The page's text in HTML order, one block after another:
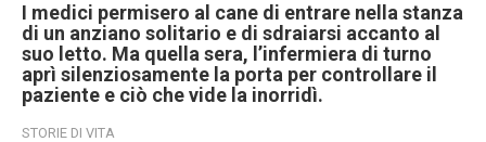
I medici permisero al cane di entrare nella stanza
di un anziano solitario e di sdraiarsi accanto al
suo letto. Ma quella sera, l’infermiera di turno
aprì silenziosamente la porta per controllare il
paziente e ciò che vide la inorridì.
STORIE DI VITA